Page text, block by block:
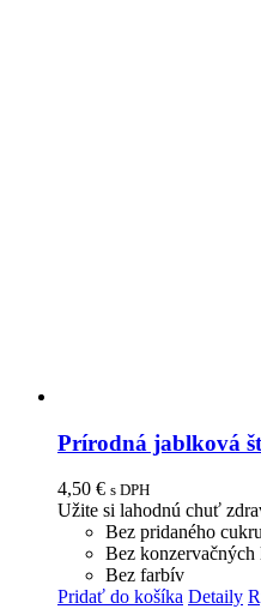
Prírodná jablková
4,50 € s DPH
Užite si lahodnú chuť
Bez pridaného
Bez konzervačných
Bez farbív
Pridať do košíka Detaily